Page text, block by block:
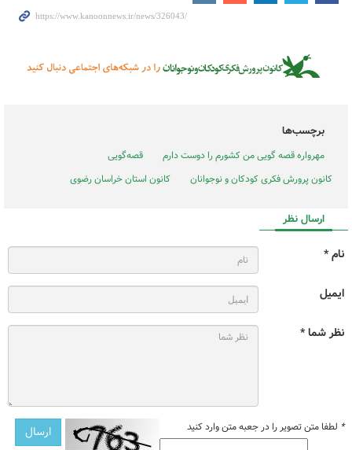
برچسب‌ها
مهرواره قصه گویی من کشورم را دوست دارم
قصه‌‌گویی
کانون پرورش فکری کودکان و نوجوانان
کانون استان خراسان رضوی
ارسال نظر
نام *
ایمیل
نظر شما *
* لطفا متن تصویر را در جعبه متن وارد کنید